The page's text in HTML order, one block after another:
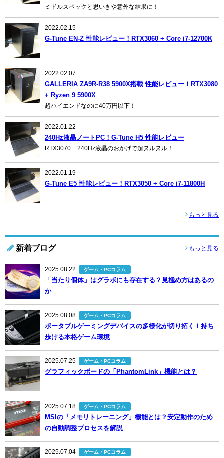
ミドルスペックと思いきや意外な結果に！
2022.02.15
G-Tune EN-Z 性能レビュー！RTX3060 + Core i7-12700K
2022.02.07
GALLERIA ZA9R-R38 5900X搭載 性能レビュー！RTX3080
+ Ryzen 9 5900X
超ハイエンドなのに40万円以下！
2022.01.22
240Hz液晶ノートPC！G-Tune H5 性能レビュー
RTX3070 + 240Hz液晶のおかげで超ヌルヌル！
2022.01.19
G-Tune E5 性能レビュー！RTX3050 + Core i7-11800H
もっと見る
新着ブログ もっと見る
2025.08.22 ゲーム・PCコラム
「当たり個体」はグラボにも存在する？見極め方はあるの
か
2025.08.08 ゲーム・PCコラム
ポータブルゲーミングデバイスの多様化が切り拓く！持ち
歩ける本格ゲーム環境
2025.07.25 ゲーム・PCコラム
グラフィックボードの「PhantomLink」機能とは？
2025.07.18 ゲーム・PCコラム
MSIの「メモリトレーニング」機能とは？安定動作のため
の自動調整プロセスを解説
2025.07.04 ゲーム・PCコラム